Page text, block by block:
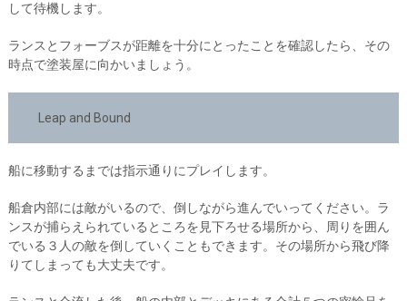
して待機します。
ランスとフォーブスが距離を十分にとったことを確認したら、その
時点で塗装屋に向かいましょう。
Leap and Bound
船に移動するまでは指示通りにプレイします。
船倉内部には敵がいるので、倒しながら進んでいってください。ラ
ンスが捕らえられているところを見下ろせる場所から、周りを囲ん
でいる３人の敵を倒していくこともできます。その場所から飛び降
りてしまっても大丈夫です。